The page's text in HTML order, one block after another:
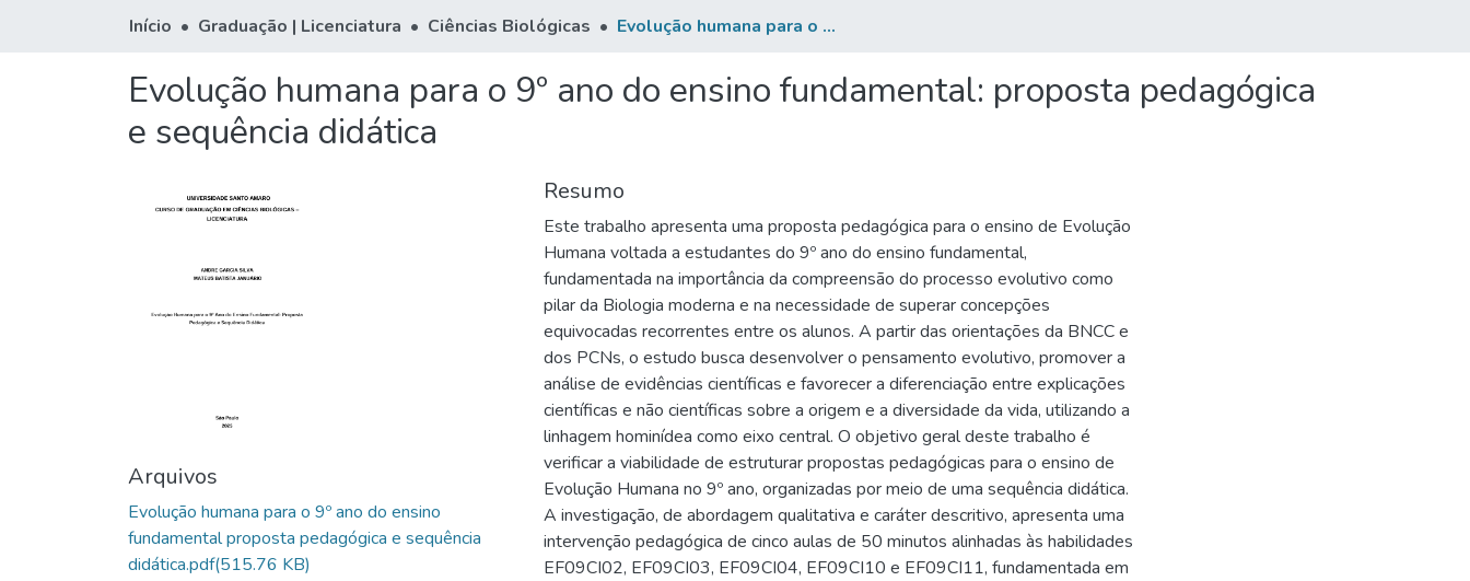
Início Graduação | Licenciatura Ciências Biológicas Evolução humana para o 9º ano do ensino fundamental: proposta pedagógica e sequência didática
Evolução humana para o 9º ano do ensino fundamental: proposta pedagógica
e sequência didática
Arquivos
Evolução humana para o 9º ano do ensino
fundamental proposta pedagógica e sequência
didática.pdf(515.76 KB)
Resumo
Este trabalho apresenta uma proposta pedagógica para o ensino de Evolução
Humana voltada a estudantes do 9º ano do ensino fundamental,
fundamentada na importância da compreensão do processo evolutivo como
pilar da Biologia moderna e na necessidade de superar concepções
equivocadas recorrentes entre os alunos. A partir das orientações da BNCC e
dos PCNs, o estudo busca desenvolver o pensamento evolutivo, promover a
análise de evidências científicas e favorecer a diferenciação entre explicações
científicas e não científicas sobre a origem e a diversidade da vida, utilizando a
linhagem hominídea como eixo central. O objetivo geral deste trabalho é
verificar a viabilidade de estruturar propostas pedagógicas para o ensino de
Evolução Humana no 9º ano, organizadas por meio de uma sequência didática.
A investigação, de abordagem qualitativa e caráter descritivo, apresenta uma
intervenção pedagógica de cinco aulas de 50 minutos alinhadas às habilidades
EF09CI02, EF09CI03, EF09CI04, EF09CI10 e EF09CI11, fundamentada em